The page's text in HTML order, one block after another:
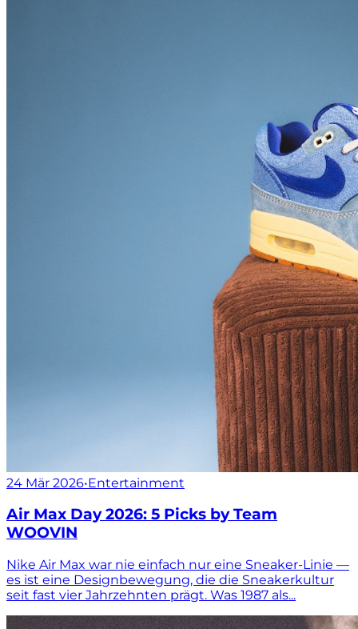
24 Mär 2026•Entertainment
Air Max Day 2026: 5 Picks by Team
WOOVIN
Nike Air Max war nie einfach nur eine Sneaker-Linie —
es ist eine Designbewegung, die die Sneakerkultur
seit fast vier Jahrzehnten prägt. Was 1987 als...